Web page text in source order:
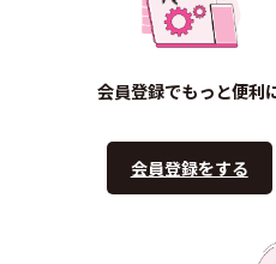
会員登録でもっと便利
会員登録をする